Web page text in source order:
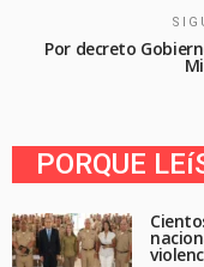
Por decreto
PORQUE